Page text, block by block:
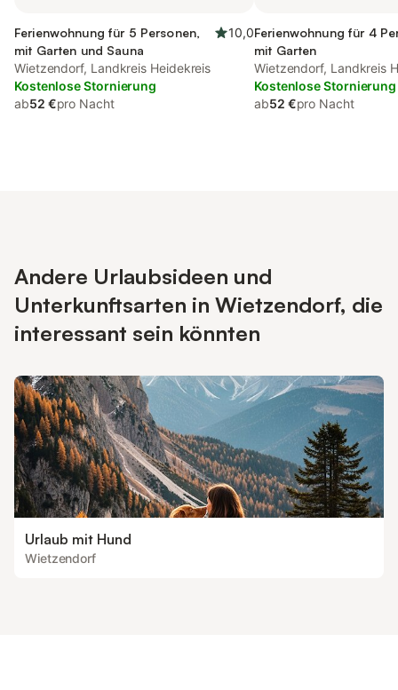
Ferienwohnung für 5 Personen,
mit Garten und Sauna
10,0
Wietzendorf, Landkreis Heidekreis
Kostenlose Stornierung
ab52 €pro Nacht
Ferienwohnung für 4
mit Garten
Wietzendorf, Landkreis
Kostenlose Stornierung
ab52 €pro Nacht
Andere Urlaubsideen und
Unterkunftsarten in Wietzendorf, die
interessant sein könnten
Urlaub mit Hund
Wietzendorf